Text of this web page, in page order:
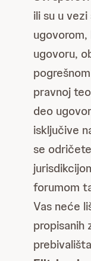
ili su u
ugovorom,
ugovoru,
pravnoj
deo
isključive
se
forumom
Vas neće
propisanih